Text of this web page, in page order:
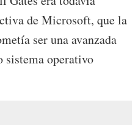
de Microsoft, que la
ser una avanzada
sistema operativo